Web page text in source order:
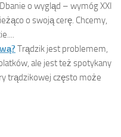
Dbanie o wygląd – wymóg XXI
o swoją cerę. Chcemy,
Trądzik jest problemem,
ale jest też spotykany
trądzikowej często może